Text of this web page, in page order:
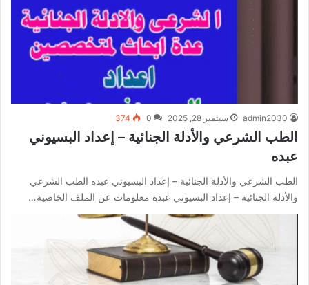
admin2030 سبتمبر 28, 2025 0
374
الطب الشرعي والأدلة الجنائية – إعداد البسيوني
عبده
الطب الشرعي والأدلة الجنائية – إعداد البسيوني عبده الطب الشرعي
والأدلة الجنائية – إعداد البسيوني عبده معلومات عن الملف الخاصية…